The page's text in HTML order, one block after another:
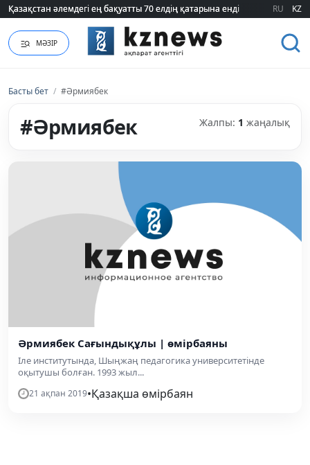
Қазақстан әлемдегі ең бақуатты 70 елдің қатарына енді
Қазақстан әлемдегі ең бақуатты 70 елдің қатарына енді RU KZ
МӘЗІР
Басты бет / #Әрмиябек
#Әрмиябек Жалпы: 1 жаңалық
Әрмиябек Сағындықұлы | өмірбаяны
Іле институтында, Шыңжаң педагогика университетінде
оқытушы болған. 1993 жыл...
21 ақпан 2019•Қазақша өмірбаян